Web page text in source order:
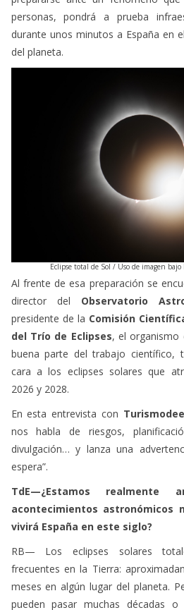
del planeta.
Eclipse total de Sol / Uso de imagen bajo
Al frente de esa preparación se
presidente de la
Comisión
del Trío de Eclipses
, el
buena parte del trabajo científico,
cara a los eclipses solares que
En esta entrevista con
nos habla de riesgos,
TdE—¿Estamos
acontecimientos astronómicos
RB— Los eclipses solares
frecuentes en la Tierra:
pueden pasar muchas décadas
realmente visible. Por eso, el
españoles” —los eclipses solares de